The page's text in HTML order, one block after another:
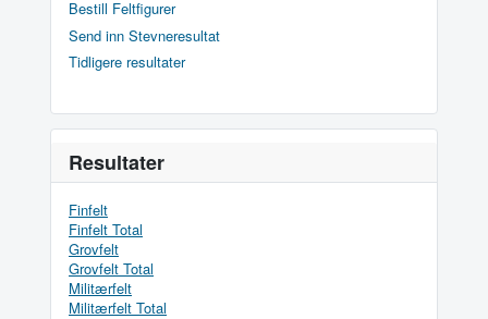
Bestill Feltfigurer
Send inn Stevneresultat
Tidligere resultater
Resultater
Finfelt
Finfelt Total
Grovfelt
Grovfelt Total
Militærfelt
Militærfelt Total